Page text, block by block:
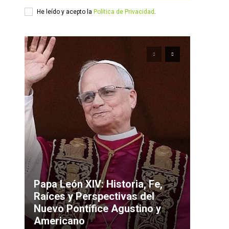
He leído y acepto la Política de Privacidad
Papa León XIV: Historia, Fe,
Raíces y Perspectivas del
Nuevo Pontífice Agustino y
Americano